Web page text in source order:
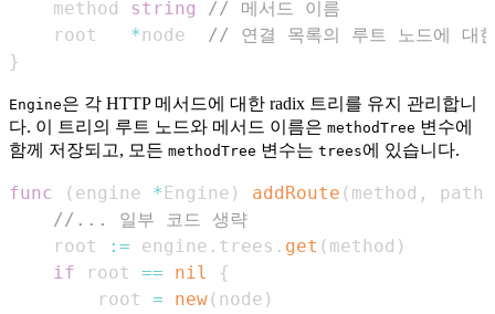
    method
string
// 메서드 이름
    root
*node // 연결 목록의 루트 노드에 대
}
Engine은 각 HTTP 메서드에 대한 radix 트리를 유지 관리합니
다. 이 트리의 루트 노드와 메서드 이름은 methodTree 변수에
함께 저장되고, 모든 methodTree 변수는 trees에 있습니다.
func ( engine * Engine ) addRoute ( method ,
path
//... 일부 코드 생략
    root
:= engine . trees . get ( method )
if root == nil
{
        root
= new( node )